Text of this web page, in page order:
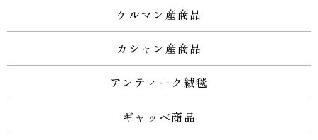
ケルマン産商品
カシャン産商品
アンティーク絨毯
ギャッベ商品